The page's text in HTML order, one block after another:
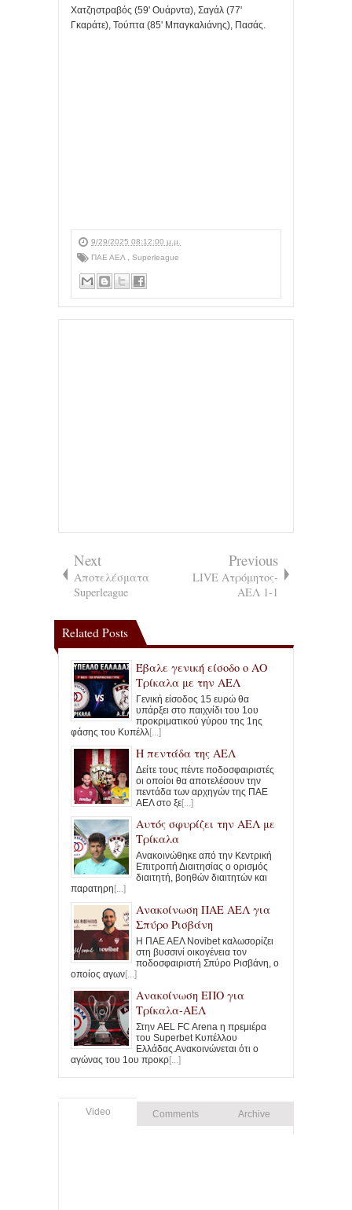
Χατζηστραβός (59' Ουάρντα), Σαγάλ (77'
Γκαράτε), Τούπτα (85' Μπαγκαλιάνης), Πασάς.
9/29/2025 08:12:00 μ.μ.
ΠΑΕ ΑΕΛ
Superleague
Next
Αποτελέσματα
Superleague
Previous
LIVE Ατρόμητος-
ΑΕΛ 1-1
Related Posts
Έβαλε γενική είσοδο ο ΑΟ
Τρίκαλα με την ΑΕΛ
Γενική είσοδος 15 ευρώ θα
υπάρξει στο παιχνίδι του 1ου
προκριματικού γύρου της 1ης
φάσης του Κυπέλλ[...]
Η πεντάδα της ΑΕΛ
Δείτε τους πέντε ποδοσφαιριστές
οι οποίοι θα αποτελέσουν την
πεντάδα των αρχηγών της ΠΑΕ
ΑΕΛ στο ξε[...]
Αυτός σφυρίζει την ΑΕΛ με
Τρίκαλα
Ανακοινώθηκε από την Κεντρική
Επιτροπή Διαιτησίας ο ορισμός
διαιτητή, βοηθών διαιτητών και
παρατηρη[...]
Ανακοίνωση ΠΑΕ ΑΕΛ για
Σπύρο Ρισβάνη
Η ΠΑΕ ΑΕΛ Novibet καλωσορίζει
στη βυσσινί οικογένεια τον
ποδοσφαιριστή Σπύρο Ρισβάνη, ο
οποίος αγων[...]
Ανακοίνωση ΕΠΟ για
Τρίκαλα-ΑΕΛ
Στην AEL FC Arena η πρεμιέρα
του Superbet Κυπέλλου
Ελλάδας.Ανακοινώνεται ότι ο
αγώνας του 1ου προκρ[...]
Video Comments Archive